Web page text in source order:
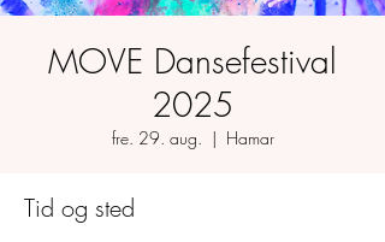
MOVE Dansefestival
2025
fre. 29. aug.
  |
Hamar
Tid og sted